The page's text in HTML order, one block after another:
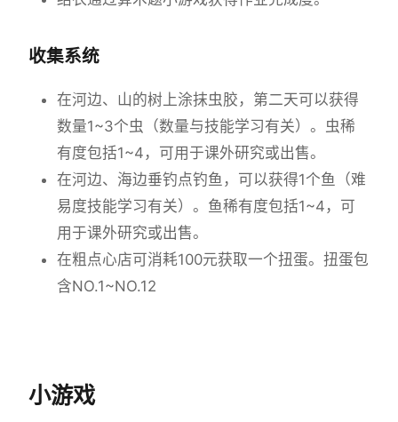
收集系统
在河边、山的树上涂抹虫胶，第二天可以获得
数量1~3个虫（数量与技能学习有关）。虫稀
有度包括1~4，可用于课外研究或出售。
在河边、海边垂钓点钓鱼，可以获得1个鱼（难
易度技能学习有关）。鱼稀有度包括1~4，可
用于课外研究或出售。
在粗点心店可消耗100元获取一个扭蛋。扭蛋包
含NO.1~NO.12
小游戏